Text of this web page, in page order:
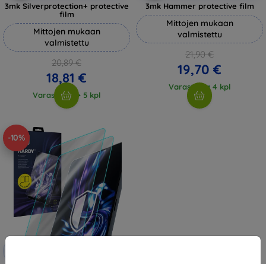
3mk Silverprotection+ protective
film
Mittojen mukaan
valmistettu
20,89 €
18,81 €
Varastossa > 5 kpl
3mk Hammer protective film
Mittojen mukaan
valmistettu
21,90 €
19,70 €
Varastossa 4 kpl
-10%